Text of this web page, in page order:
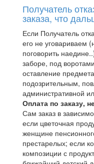
Получатель
заказа, что
Если Получатель
его не уговариваем
поговорить
заборе, под
оставление
подозрительным,
административной
Оплата по заказу,
Сам заказ в
если цветочная
женщине
престарелых; если
композиции с